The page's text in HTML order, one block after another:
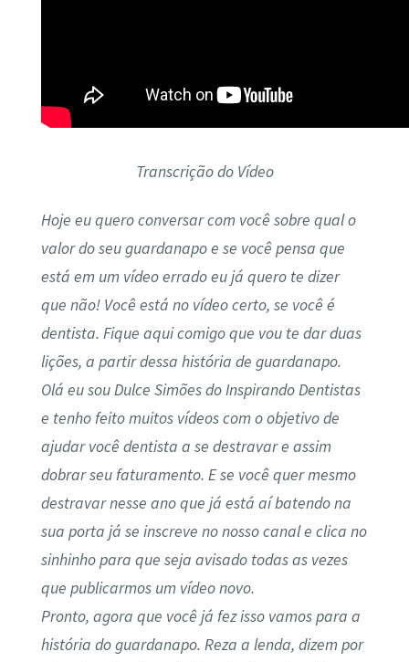
Transcrição do Vídeo
Hoje eu quero conversar com você sobre qual o
valor do seu guardanapo e se você pensa que
está em um vídeo errado eu já quero te dizer
que não! Você está no vídeo certo, se você é
dentista. Fique aqui comigo que vou te dar duas
lições, a partir dessa história de guardanapo.
Olá eu sou Dulce Simões do Inspirando Dentistas
e tenho feito muitos vídeos com o objetivo de
ajudar você dentista a se destravar e assim
dobrar seu faturamento. E se você quer mesmo
destravar nesse ano que já está aí batendo na
sua porta já se inscreve no nosso canal e clica no
sinhinho para que seja avisado todas as vezes
que publicarmos um vídeo novo.
Pronto, agora que você já fez isso vamos para a
história do guardanapo. Reza a lenda, dizem por